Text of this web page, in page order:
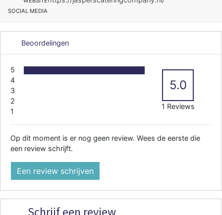
SOCIAL MEDIA
Beoordelingen
5
4
3
2
1
5.0
1 Reviews
Op dit moment is er nog geen review. Wees de eerste die
een review schrijft.
Een review schrijven
Schrijf een review